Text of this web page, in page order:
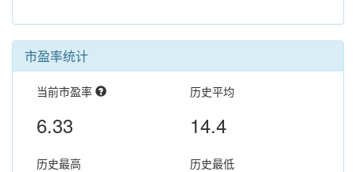
市盈率统计
当前市盈率
6.33
历史平均
14.4
历史最高 历史最低